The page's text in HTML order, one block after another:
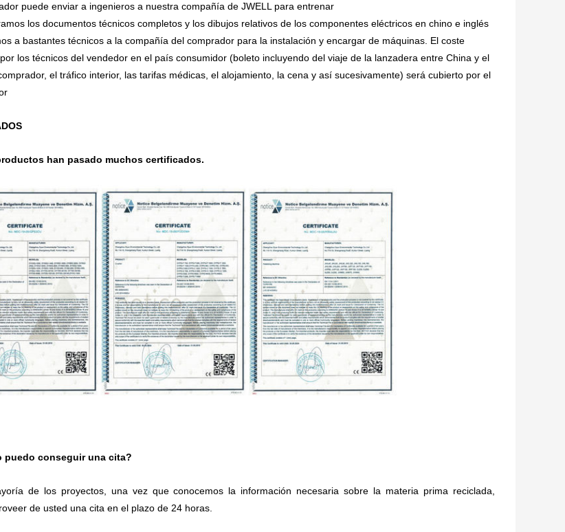
puede enviar a ingenieros a nuestra compañía de JWELL para entrenar
los documentos técnicos completos y los dibujos relativos de los componentes eléctricos en chino e inglés
a bastantes técnicos a la compañía del comprador para la instalación y encargar de máquinas. El coste
los técnicos del vendedor en el país consumidor (boleto incluyendo del viaje de la lanzadera entre China y el
el tráfico interior, las tarifas médicas, el alojamiento, la cena y así sucesivamente) será cubierto por el
han pasado muchos certificados.
puedo conseguir una cita?
de los proyectos, una vez que conocemos la información necesaria sobre la materia prima reciclada,
de usted una cita en el plazo de 24 horas.